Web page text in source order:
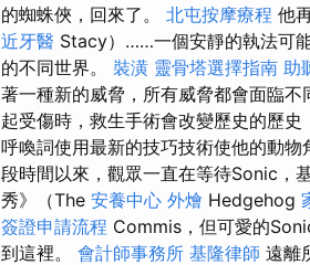
的蜘蛛俠，回來了。 北屯按摩療程 他
近牙醫 Stacy）……一個安靜的執法可
的不同世界。 裝潢 靈骨塔選擇指南 助
著一種新的威脅，所有威脅都會面臨不
起受傷時，救生手術會改變歷史的歷
呼喚詞使用最新的技巧技術使他的動物
段時間以來，觀眾一直在等待Sonic，
秀》（The 安養中心 外燴 Hedgehog
簽證申請流程 Commis，但可愛的
到這裡。 會計師事務所 基隆律師 遠離